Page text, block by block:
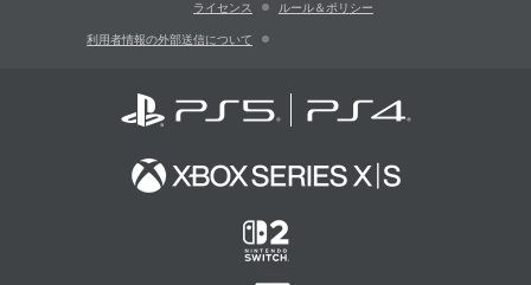
ライセンス ルール＆ポリシー
利用者情報の外部送信について